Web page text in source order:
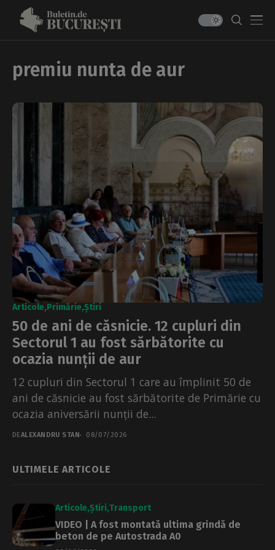
premiu nunta de aur
Articole Primărie Știri
50 de ani de căsnicie. 12 cupluri din
Sectorul 1 au fost sărbătorite cu
ocazia nunții de aur
12 cupluri din Sectorul 1 care au împlinit 50 de
ani de căsnicie au fost sărbătorite de Primărie cu
ocazia aniversării nunții de...
DEALEXANDRU STAN 08/07/2026
ULTIMELE ARTICOLE
Articole Știri Transport
VIDEO | A fost montată ultima grindă de
beton de pe Autostrada A0